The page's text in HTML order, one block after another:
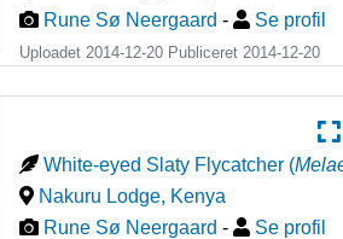
Rune Sø Neergaard - Se profil
Uploadet 2014-12-20 Publiceret2014-12-20
White-eyed Slaty Flycatcher (
Nakuru Lodge, Kenya
Rune Sø Neergaard - Se profil